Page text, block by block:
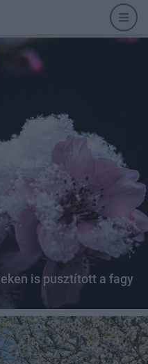
is pusztított a fagy